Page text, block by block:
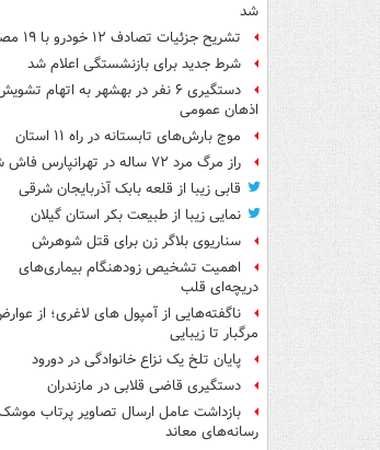
شد
تشریح جزئیات تصادف ۱۲ خودرو با ۱۹ مصدوم
شرط جدید برای بازنشستگی اعلام شد
دستگیری ۶ نفر در بهشهر به اتهام
اذهان عمومی
موج بارش‌های تابستانه در راه ۱۱ استان
راز مرگ مرد ۷۲ ساله در تهرانپارس فاش شد
قابی زیبا از قلعه بابک آذربایجان شرقی
نمایی زیبا از طبیعت بکر استان گیلان
سناریوی بلاگر زن برای قتل شوهرش
اهمیت تشخیص زودهنگام بیماری‌های
دریچه‌ای قلب
ناگفته‌هایی از آمپول های لاغری؛ از
مرگبار تا زیبایی
پایان تلخ یک نزاع خانوادگی در دورود
دستگیری قاضی قلابی در مازندران
بازداشت عامل ارسال تصاویر پرتاب
رسانه‌های معاند